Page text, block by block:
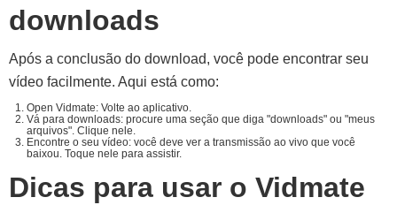
downloads
Após a conclusão do download, você pode encontrar seu
vídeo facilmente. Aqui está como:
Open Vidmate: Volte ao aplicativo.
Vá para downloads: procure uma seção que diga "downloads" ou "meus
arquivos". Clique nele.
Encontre o seu vídeo: você deve ver a transmissão ao vivo que você
baixou. Toque nele para assistir.
Dicas para usar o Vidmate